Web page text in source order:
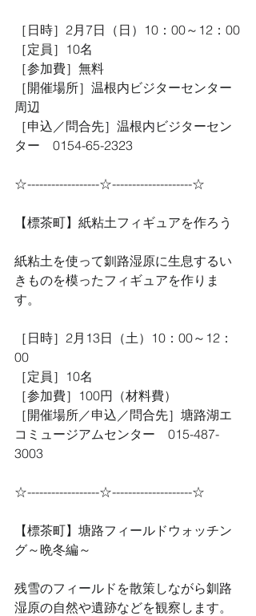
［日時］2月7日（日）10：00～12：00
［定員］10名
［参加費］無料
［開催場所］温根内ビジターセンター
周辺
［申込／問合先］温根内ビジターセン
ター　0154-65-2323
☆------------------☆--------------------☆
【標茶町】紙粘土フィギュアを作ろう
紙粘土を使って釧路湿原に生息するい
きものを模ったフィギュアを作りま
す。
［日時］2月13日（土）10：00～12：
00
［定員］10名
［参加費］100円（材料費）
［開催場所／申込／問合先］塘路湖エ
コミュージアムセンター　015-487-
3003
☆------------------☆--------------------☆
【標茶町】塘路フィールドウォッチン
グ～晩冬編～
残雪のフィールドを散策しながら釧路
湿原の自然や遺跡などを観察します。